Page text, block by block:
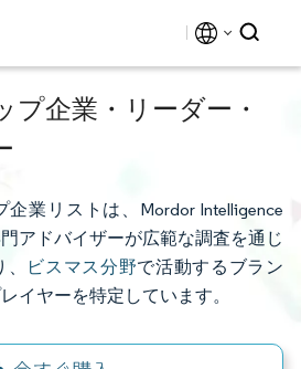
プ企業・リーダー・
業リストは、Mordor Intelligence
アドバイザーが広範な調査を通じ
ビスマス分野で活動するブラン
イヤーを特定しています。